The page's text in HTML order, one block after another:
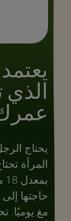
الذي
المرأة
مغ يوميًا.